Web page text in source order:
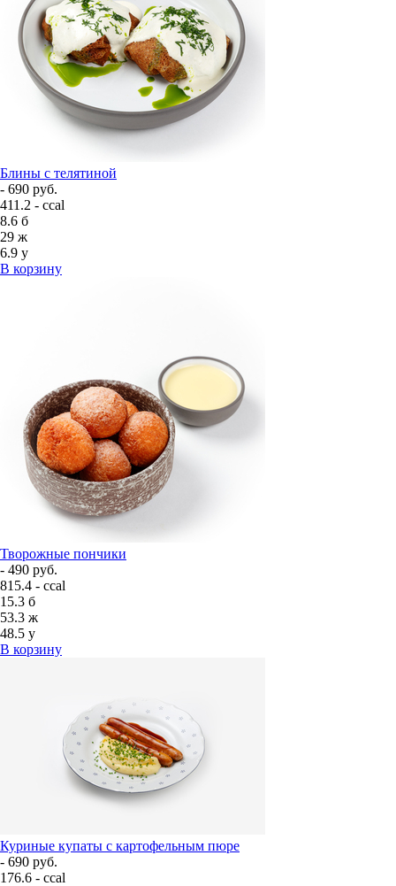
Блины с телятиной
- 690 руб.
411.2 - ccal
8.6 б
29 ж
6.9 у
В корзину
Творожные пончики
- 490 руб.
815.4 - ccal
15.3 б
53.3 ж
48.5 у
В корзину
Куриные купаты с картофельным пюре
- 690 руб.
176.6 - ccal